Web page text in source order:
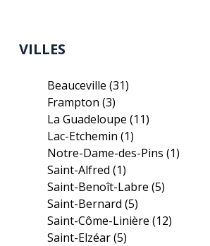
VILLES
Beauceville(31)
Frampton(3)
La Guadeloupe(11)
Lac-Etchemin(1)
Notre-Dame-des-Pins(1)
Saint-Alfred(1)
Saint-Benoît-Labre(5)
Saint-Bernard(5)
Saint-Côme-Linière(12)
Saint-Elzéar(5)